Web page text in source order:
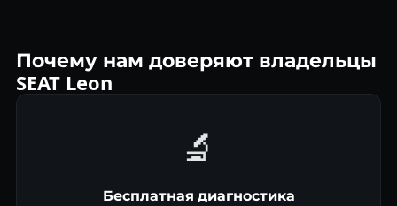
Почему нам доверяют владельцы
SEAT Leon
🔬
Бесплатная диагностика